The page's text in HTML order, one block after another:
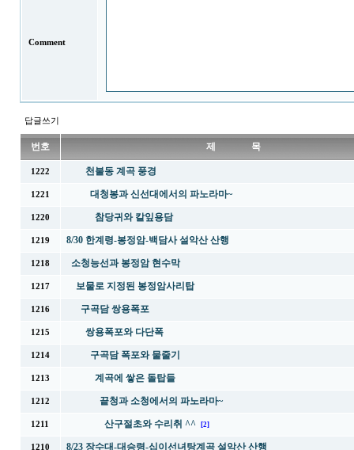
Comment
답글쓰기
번호 제 목
1222 천불동 계곡 풍경
1221 대청봉과 신선대에서의 파노라마~
1220 참당귀와 칼잎용담
1219 8/30 한계령-봉정암-백담사 설악산 산행
1218 소청능선과 봉정암 현수막
1217 보물로 지정된 봉정암사리탑
1216 구곡담 쌍용폭포
1215 쌍용폭포와 다단폭
1214 구곡담 폭포와 물줄기
1213 계곡에 쌓은 돌탑들
1212 끝청과 소청에서의 파노라마~
1211 산구절초와 수리취 ^^ [2]
1210 8/23 장수대-대승령-십이선녀탕계곡 설악산 산행